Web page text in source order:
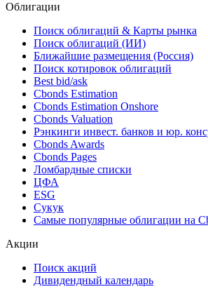
Облигации
Поиск облигаций & Карты рынка
Поиск облигаций (ИИ)
Ближайшие размещения (Россия)
Поиск котировок облигаций
Best bid/ask
Cbonds Estimation
Cbonds Estimation Onshore
Cbonds Valuation
Рэнкинги инвест. банков и юр.
Cbonds Awards
Cbonds Pages
Ломбардные списки
ЦФА
ESG
Сукук
Самые популярные облигации на
Акции
Поиск акций
Дивидендный календарь